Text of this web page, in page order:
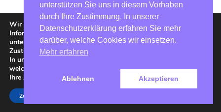
Wir verwenden Cookies, um mit den damit gewonnenen
Informationen unsere Internetseite weiter zu verbessern. Bitte
unterstützen Sie uns in diesem Vorhaben durch Ihre
Zustimmung.
In unserer
welche Cookies wir einsetzen. In denEinstellungenkönnen Sie
Ihre Zustimmung jederzeit widerrufen bzw. auch erteilen.
Zustimmen
unterstützen Sie uns in diesem Vorhaben
durch Ihre Zustimmung. In unserer
Datenschutzerklärung erfahren Sie mehr
darüber, welche Cookies wir einsetzen.
Mehr erfahren
Ablehnen Akzeptieren